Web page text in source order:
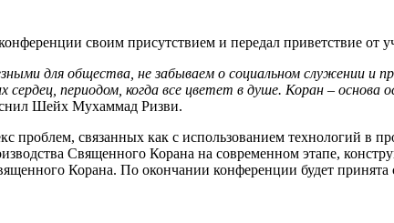
своим присутствием и передал приветствие от
для общества, не забываем о социальном служении и
периодом, когда все цветет в душе. Коран – основа
Шейх Мухаммад Ризви.
связанных как с использованием технологий в
Священного Корана на современном этапе,
Корана. По окончании конференции будет принята